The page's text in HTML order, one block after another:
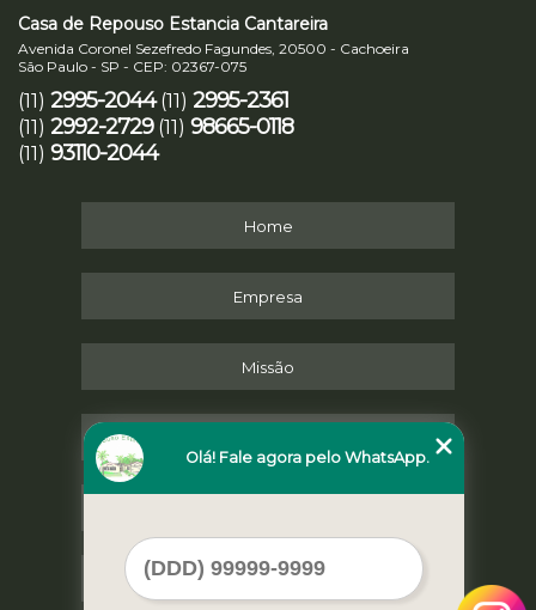
Casa de Repouso Estancia Cantareira
Avenida Coronel Sezefredo Fagundes, 20500 - Cachoeira
São Paulo - SP - CEP: 02367-075
(11) 2995-2044 (11) 2995-2361
(11) 2992-2729 (11) 98665-0118
(11) 93110-2044
Home
Empresa
Missão
Mapa do site
Olá! Fale agora pelo WhatsApp.